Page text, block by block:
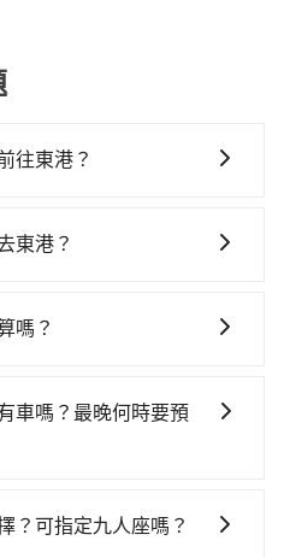
往東港？
營一天最多有89班次高鐵可
於月台排隊的時間約20分
小黃後約花60分鐘、車費
鎮的目的地。全程加上轉車
天喊價或恣意繞路。但如
東港？
己開車），最重要的是你
里再額外加收$3.2，從潭子
（金額差異來自於平
都需自付。再者，和運的
嗎？
、Yoxi等，如果在路邊攔不
附近的計程車隊，如怡美
果要考慮到回程，屏東縣
車嗎？最晚何時要預
內即可查到真實價格，照
？可指定九人座嗎？